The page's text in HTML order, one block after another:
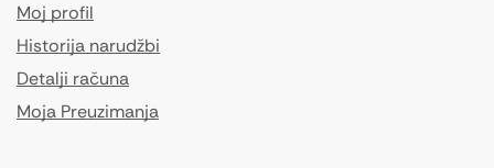
Moj profil
Historija narudžbi
Detalji računa
Moja Preuzimanja